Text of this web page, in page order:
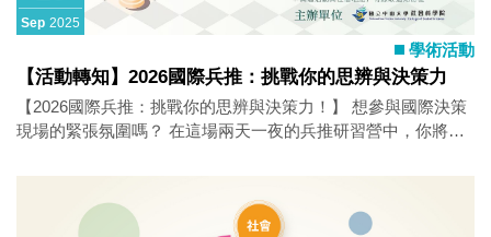
Sep 2025
學術活動
【活動轉知】2026國際兵推：挑戰你的思辨與決策力
【2026國際兵推：挑戰你的思辨與決策力！】 想參與國際決策
現場的緊張氛圍嗎？ 在這場兩天一夜的兵推研習營中，你將化
危機下，進行情報分析、緊急磋商與政策抉擇。